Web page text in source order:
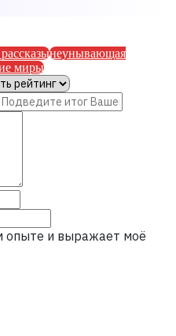
неунывающая
миры
опыте и выражает моё